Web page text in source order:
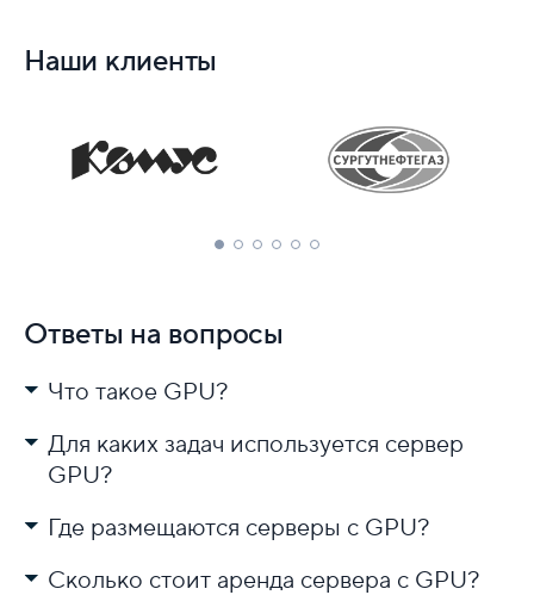
Наши клиенты
Ответы на вопросы
Что такое GPU?
Для каких задач используется сервер
GPU?
решение математических, биологических и других
Где размещаются серверы с GPU?
Сколько стоит аренда сервера с GPU?